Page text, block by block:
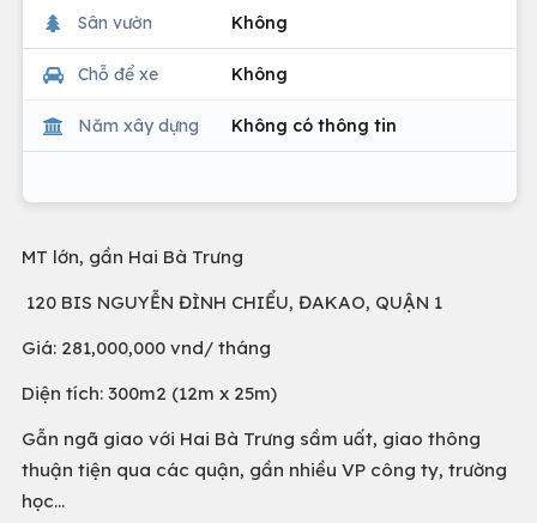
Sân vườn Không
Chỗ để xe Không
Năm xây dựng Không có thông tin
MT lớn, gần Hai Bà Trưng
120 BIS NGUYỄN ĐÌNH CHIỂU, ĐAKAO, QUẬN 1
Giá: 281,000,000 vnd/ tháng
Diện tích: 300m2 (12m x 25m)
Gẫn ngã giao với Hai Bà Trưng sầm uất, giao thông
thuận tiện qua các quận, gần nhiều VP công ty, trường
học...